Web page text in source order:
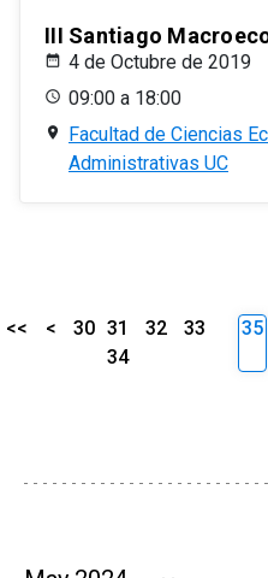
III Santiago
4 de Octubre de 2019
09:00 a 18:00
Facultad de Ciencias
Administrativas UC
<< < 30 31 32
33
34
35